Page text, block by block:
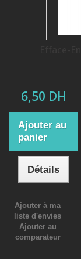
6,50 DH
Ajouter au
panier
Détails
Ajouter à ma
liste d'envies
Ajouter au
comparateur